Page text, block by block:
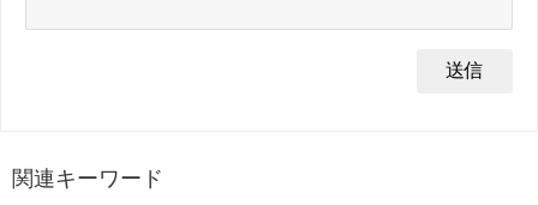
関連キーワード